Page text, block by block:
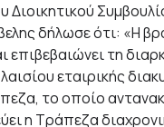
Διοικητικού
δήλωσε ότι: «Η
επιβεβαιώνει τη
εταιρικής
το οποίο
η Τράπεζα